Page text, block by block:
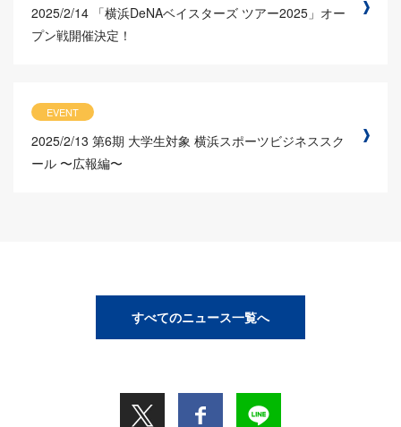
2025/2/14 「横浜DeNAベイスターズ ツアー2025」オー
プン戦開催決定！
EVENT
2025/2/13 第6期 大学生対象 横浜スポーツビジネススク
ール 〜広報編〜
すべてのニュース一覧へ